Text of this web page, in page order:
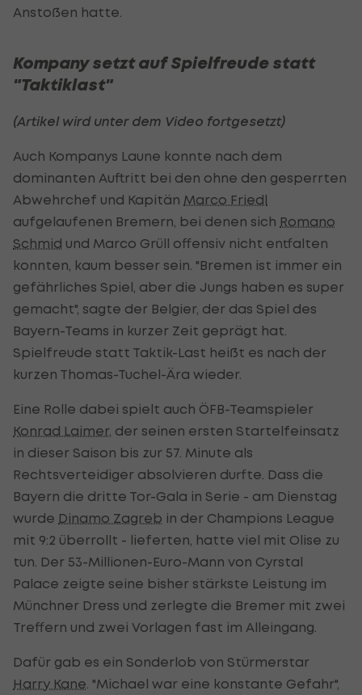
Anstoßen hatte.
Kompany setzt auf Spielfreude statt
"Taktiklast"
(Artikel wird unter dem Video fortgesetzt)
Auch Kompanys Laune konnte nach dem
dominanten Auftritt bei den ohne den gesperrten
Abwehrchef und Kapitän Marco Friedl
aufgelaufenen Bremern, bei denen sich Romano
Schmid und Marco Grüll offensiv nicht entfalten
konnten, kaum besser sein. "Bremen ist immer ein
gefährliches Spiel, aber die Jungs haben es super
gemacht", sagte der Belgier, der das Spiel des
Bayern-Teams in kurzer Zeit geprägt hat.
Spielfreude statt Taktik-Last heißt es nach der
kurzen Thomas-Tuchel-Ära wieder.
Eine Rolle dabei spielt auch ÖFB-Teamspieler
Konrad Laimer, der seinen ersten Startelfeinsatz
in dieser Saison bis zur 57. Minute als
Rechtsverteidiger absolvieren durfte. Dass die
Bayern die dritte Tor-Gala in Serie - am Dienstag
wurde Dinamo Zagreb in der Champions League
mit 9:2 überrollt - lieferten, hatte viel mit Olise zu
tun. Der 53-Millionen-Euro-Mann von Cyrstal
Palace zeigte seine bisher stärkste Leistung im
Münchner Dress und zerlegte die Bremer mit zwei
Treffern und zwei Vorlagen fast im Alleingang.
Dafür gab es ein Sonderlob von Stürmerstar
Harry Kane . "Michael war eine konstante Gefahr",